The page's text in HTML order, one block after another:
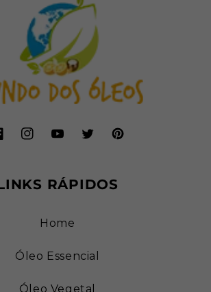
InstagramYouTubeTwitterPinterest
RÁPIDOS
Home
Óleo Essencial
Óleo Vegetal